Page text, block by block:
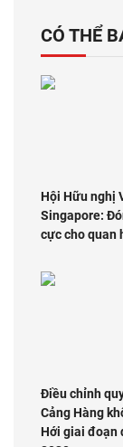
CÓ THỂ
Hội Hữu nghị
Singapore:
cực cho quan
Điều chỉnh
Cảng Hàng
Hới giai đoạn